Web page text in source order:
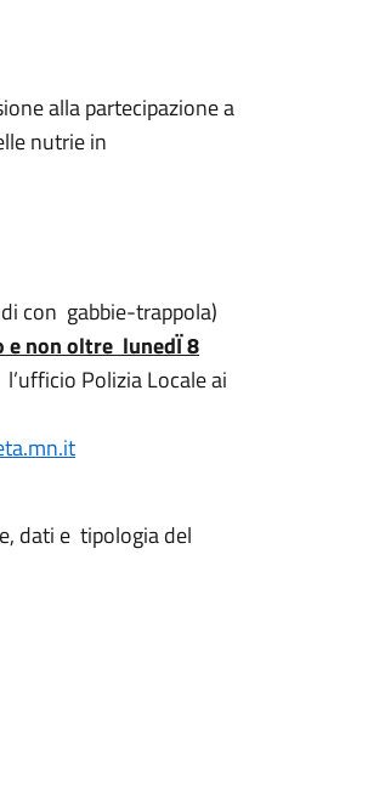
alla partecipazione a
nutrie in
con gabbie-trappola)
e non oltre lunedÏ 8
Polizia Locale ai
dati e tipologia del